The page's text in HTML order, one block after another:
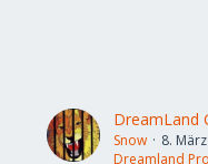
DreamLand
Snow
8.
Dreamland